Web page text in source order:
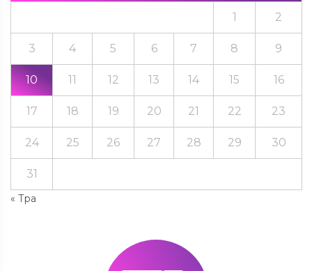
« Тра
1 2
3 4 5 6 7 8 9
10 11 12 13 14 15 16
17 18 19 20 21 22 23
24 25 26 27 28 29 30
31